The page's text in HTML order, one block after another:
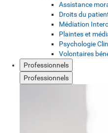
Assistance
Droits du
Médiation
Plaintes et
Psychologie
Volontaires
Professionnels
Professionnels